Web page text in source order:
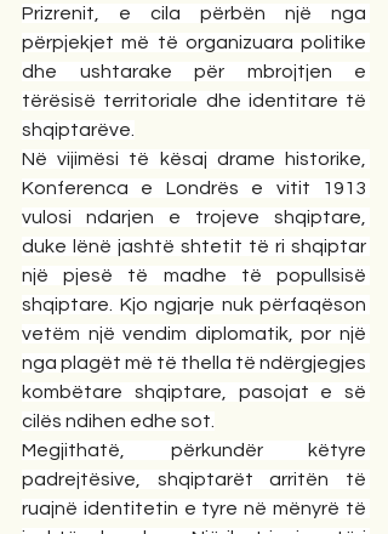
Prizrenit, e cila përbën një nga
përpjekjet më të organizuara politike
dhe ushtarake për mbrojtjen e
tërësisë territoriale dhe identitare të
shqiptarëve.
Në vijimësi të kësaj drame historike,
Konferenca e Londrës e vitit 1913
vulosi ndarjen e trojeve shqiptare,
duke lënë jashtë shtetit të ri shqiptar
një pjesë të madhe të popullsisë
shqiptare. Kjo ngjarje nuk përfaqëson
vetëm një vendim diplomatik, por një
nga plagët më të thella të ndërgjegjes
kombëtare shqiptare, pasojat e së
cilës ndihen edhe sot.
Megjithatë, përkundër këtyre
padrejtësive, shqiptarët arritën të
ruajnë identitetin e tyre në mënyrë të